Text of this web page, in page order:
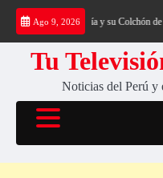
Saltar
contenido
Ago 9, 2026
al Cerro Cantería y su Colchón de Nubes
Tu
Noticias del Perú y